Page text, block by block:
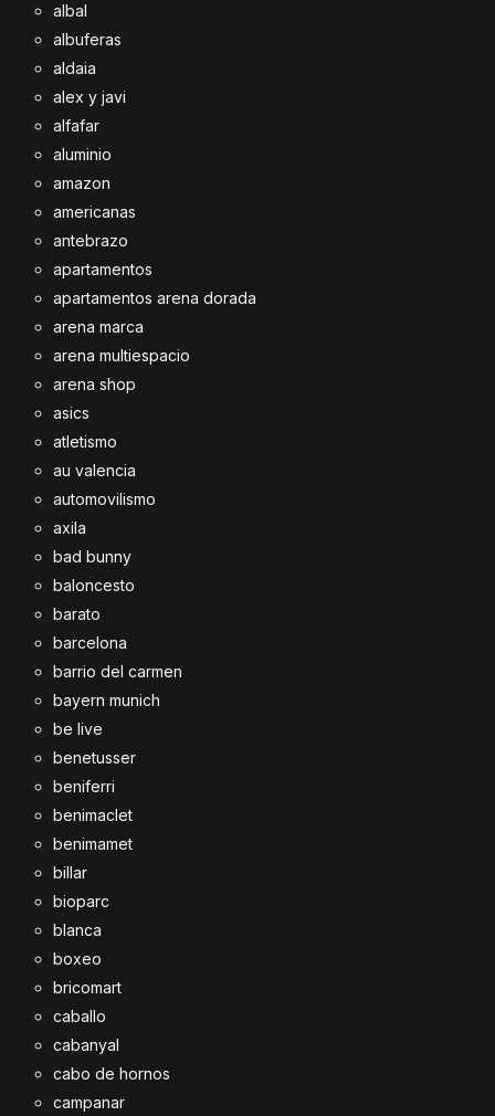
albal
albuferas
aldaia
alex y javi
alfafar
aluminio
amazon
americanas
antebrazo
apartamentos
apartamentos arena dorada
arena marca
arena multiespacio
arena shop
asics
atletismo
au valencia
automovilismo
axila
bad bunny
baloncesto
barato
barcelona
barrio del carmen
bayern munich
be live
benetusser
beniferri
benimaclet
benimamet
billar
bioparc
blanca
boxeo
bricomart
caballo
cabanyal
cabo de hornos
campanar